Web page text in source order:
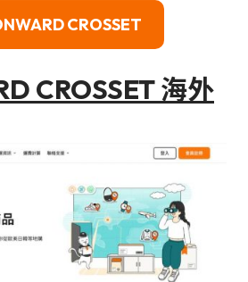
CROSSET
CROSSET 海外